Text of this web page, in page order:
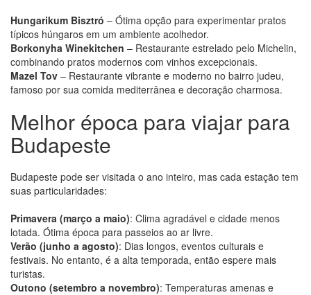
Hungarikum Bisztró – Ótima opção para experimentar pratos
típicos húngaros em um ambiente acolhedor.
Borkonyha Winekitchen – Restaurante estrelado pelo Michelin,
combinando pratos modernos com vinhos excepcionais.
Mazel Tov – Restaurante vibrante e moderno no bairro judeu,
famoso por sua comida mediterrânea e decoração charmosa.
Melhor época para viajar para
Budapeste
Budapeste pode ser visitada o ano inteiro, mas cada estação tem
suas particularidades:
Primavera (março a maio): Clima agradável e cidade menos
lotada. Ótima época para passeios ao ar livre.
Verão (junho a agosto): Dias longos, eventos culturais e
festivais. No entanto, é a alta temporada, então espere mais
turistas.
Outono (setembro a novembro): Temperaturas amenas e